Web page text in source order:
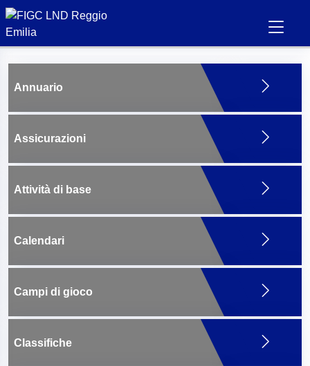
Annuario
Assicurazioni
Attività di base
Calendari
Campi di gioco
Classifiche